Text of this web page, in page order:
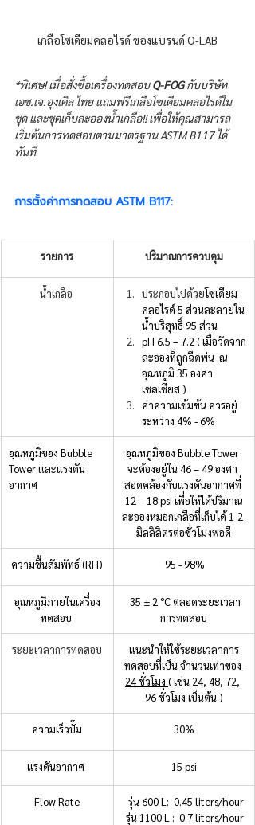
เกลือโซเดียมคลอไรด์ ของแบรนด์ Q-LAB
*พิเศษ! เมื่อสั่งซื้อเครื่องทดสอบ Q-FOG กับบริษัท
เอช.เจ.อุงเคิล ไทย แถมฟรีเกลือโซเดียมคลอไรด์ใน
ชุด และชุดเก็บละอองน้ำเกลือ!! เพื่อให้คุณสามารถ
เริ่มต้นการทดสอบตามมาตรฐาน ASTM B117 ได้
ทันที
การตั้งค่าการทดสอบ ASTM B117:
รายการ ปริมาณการควบคุม
น้ำเกลือ ประกอบไปด้วยโซเดียม
คลอไรด์ 5 ส่วนละลายใน
น้ำบริสุทธิ์ 95 ส่วน
pH 6.5 – 7.2 ( เมื่อวัดจาก
ละอองที่ถูกฉีดพ่น  ณ
อุณหภูมิ 35 องศา
เซลเซียส )
ค่าความเข้มข้น ควรอยู่
ระหว่าง 4% - 6%
อุณหภูมิของ Bubble
Tower และแรงดัน
อากาศ
อุณหภูมิของ Bubble Tower
จะต้องอยู่ใน 46 – 49 องศา
สอดคล้องกับแรงดันอากาศที่
12 – 18 psi เพื่อให้ได้ปริมาณ
ละอองหมอกเกลือที่เก็บได้ 1-2
มิลลิลิตรต่อชั่วโมงพอดี
ความชื้นสัมพัทธ์ (RH) 95 - 98%
อุณหภูมิภายในเครื่อง
ทดสอบ
การทดสอบ
ระยะเวลาการทดสอบ
แนะนำให้ใช้ระยะเวลาการ
ทดสอบที่เป็น จำนวนเท่าของ
24 ชั่วโมง ( เช่น 24, 48, 72,
96 ชั่วโมง เป็นต้น )
ความเร็วปั๊ม 30%
แรงดันอากาศ 15 psi
Flow Rate
รุ่น 600 L:  0.45 liters/hour
รุ่น 1100 L :  0.7 liters/hour